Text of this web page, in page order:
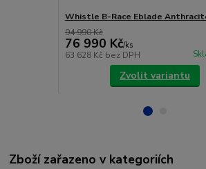
Whistle B-Race Eblade
94 990 Kč
76 990 Kč/ks
63 628 Kč bez DPH
Zvolit variantu
Zboží zařazeno v kategoriích